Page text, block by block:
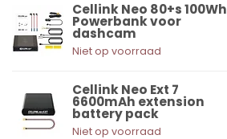
Cellink Neo 80+s 100Wh
Powerbank voor
dashcam
Niet op voorraad
Cellink Neo Ext 7
6600mAh extension
battery pack
Niet op voorraad